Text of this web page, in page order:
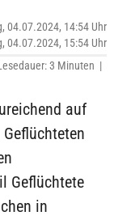
04.07.2024, 14:54 Uhr
04.07.2024, 15:54 Uhr
3 Minuten |
auf
Geflüchtete
in